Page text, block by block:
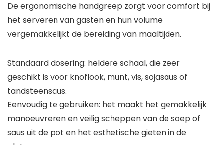
De ergonomische handgreep zorgt voor comfort bij
het serveren van gasten en hun volume
vergemakkelijkt de bereiding van maaltijden.
Standaard dosering: heldere schaal, die zeer
geschikt is voor knoflook, munt, vis, sojasaus of
tandsteensaus.
Eenvoudig te gebruiken: het maakt het gemakkelijk
manoeuvreren en veilig scheppen van de soep of
saus uit de pot en het esthetische gieten in de